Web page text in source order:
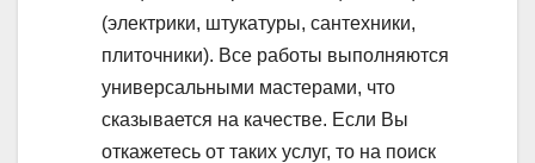
(электрики, штукатуры, сантехники,
плиточники). Все работы выполняются
универсальными мастерами, что
сказывается на качестве. Если Вы
откажетесь от таких услуг, то на поиск